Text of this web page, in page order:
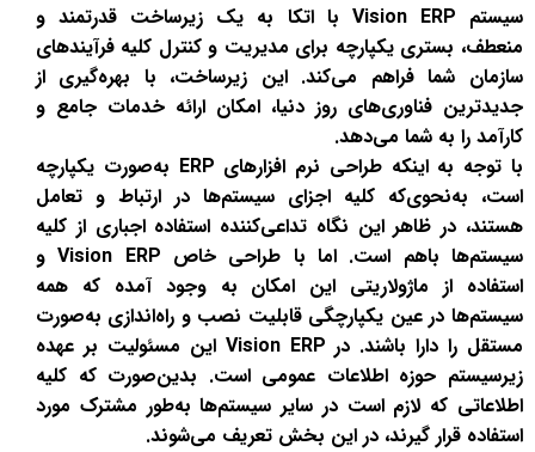
سیستم Vision ERP با اتکا به یک زیرساخت قدرتمند و
منعطف، بستری یکپارچه برای مدیریت و کنترل کلیه فرآیندهای
سازمان شما فراهم می‌کند. این زیرساخت، با بهره‌گیری از
جدیدترین فناوری‌های روز دنیا، امکان ارائه خدمات جامع و
کارآمد را به شما می‌دهد.
با توجه به اینکه طراحی نرم افزارهای ERP به‌صورت یکپارچه
است، به‌نحوی‌که کلیه اجزای سیستم‌ها در ارتباط و تعامل
هستند، در ظاهر این نگاه تداعی‌کننده استفاده اجباری از کلیه
سیستم‌ها باهم است. اما با طراحی خاص Vision ERP و
استفاده از ماژولاریتی این امکان به وجود آمده که همه
سیستم‌ها در عین یکپارچگی قابلیت نصب و راه‌اندازی به‌صورت
مستقل را دارا باشند. در Vision ERP این مسئولیت بر عهده
زیرسیستم حوزه اطلاعات عمومی است. بدین‌صورت که کلیه
اطلاعاتی که لازم است در سایر سیستم‌ها به‌طور مشترک مورد
استفاده قرار گیرند، در این بخش تعریف می‌شوند.